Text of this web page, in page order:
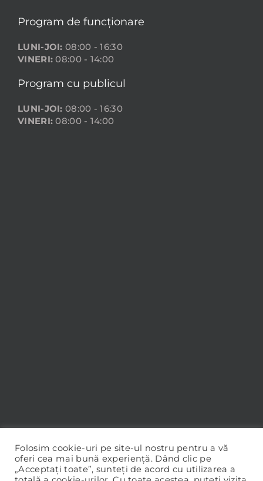
Program de funcționare
LUNI-JOI: 08:00 - 16:30
VINERI: 08:00 - 14:00
Program cu publicul
LUNI-JOI: 08:00 - 16:30
VINERI: 08:00 - 14:00
Folosim cookie-uri pe site-ul nostru pentru a vă
oferi cea mai bună experiență. Dând clic pe
„Acceptați toate”, sunteți de acord cu utilizarea a